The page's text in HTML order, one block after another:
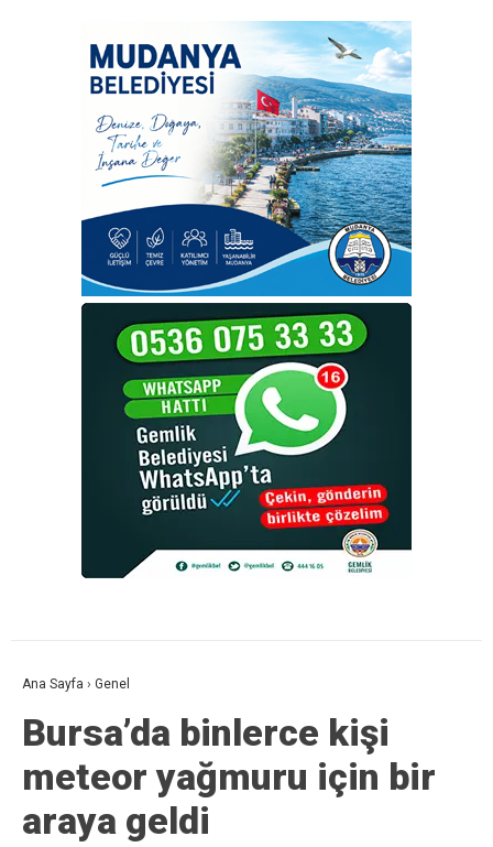
Ana Sayfa › Genel
Bursa’da binlerce kişi
meteor yağmuru için bir
araya geldi